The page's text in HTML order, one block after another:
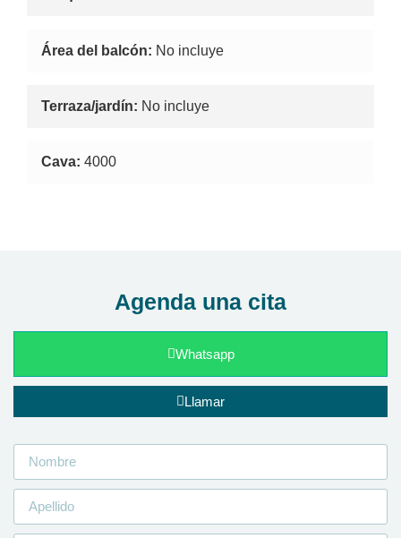
Área del balcón: No incluye
Terraza/jardín: No incluye
Cava: 4000
Agenda una cita
Whatsapp
Llamar